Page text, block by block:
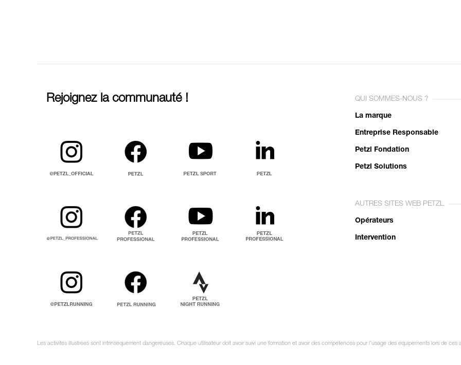
Rejoignez la communauté ! QUI SOMMES-NOUS ?
La marque
Entreprise Responsable
Petzl Fondation
Petzl Solutions
AUTRES SITES WEB PETZL
Opérateurs
Intervention
Les activités illustrées sont intrinsèquement dangereuses. Chaque utilisateur doit avoir suivi une formation et avoir des compétences pour l’usage des équipements lors de ces